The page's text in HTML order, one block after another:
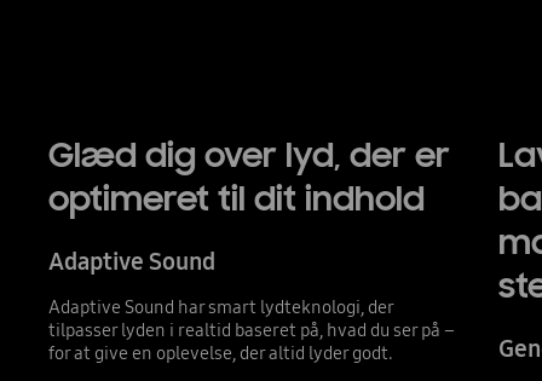
Glæd dig over lyd, der er
optimeret til dit indhold
Adaptive Sound
Adaptive Sound har smart lydteknologi, der
tilpasser lyden i realtid baseret på, hvad du ser på –
for at give en oplevelse, der altid lyder godt.